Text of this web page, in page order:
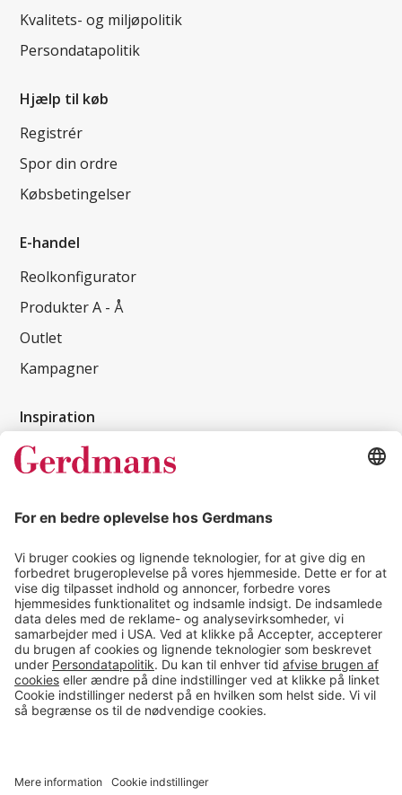
Kvalitets- og miljøpolitik
Persondatapolitik
Hjælp til køb
Registrér
Spor din ordre
Købsbetingelser
E-handel
Reolkonfigurator
Produkter A - Å
Outlet
Kampagner
Inspiration
Kundereferencer
Tips & guides
Kontakt
salg@gerdmans.dk
49 18 07 07
Salgsafdeling åbningstider
08.00-16.00
© 2026 Gerdmans Kontor- & Lagerudstyr A/S Alle priser er ekskl.